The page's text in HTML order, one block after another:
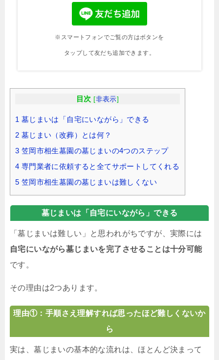
※スマートフォンでご覧の方はボタンを
タップして友だち追加できます。
目次 [非表示]
1 墓じまいは「自宅にいながら」できる
2 墓じまい（改葬）とは何？
3 笠岡市相生墓園の墓じまいの4つのステップ
4 専門業者に依頼すると全てサポートしてくれる
5 笠岡市相生墓園の墓じまいは難しくない
墓じまいは「自宅にいながら」できる
「墓じまいは難しい」と思われがちですが、実際には
自宅にいながら墓じまいを完了させることは十分可能
です。
その理由は2つあります。
理由①：手順さえ理解すれば思ったほど難しくないか
ら
実は、墓じまいの基本的な流れは、ほとんど決まって